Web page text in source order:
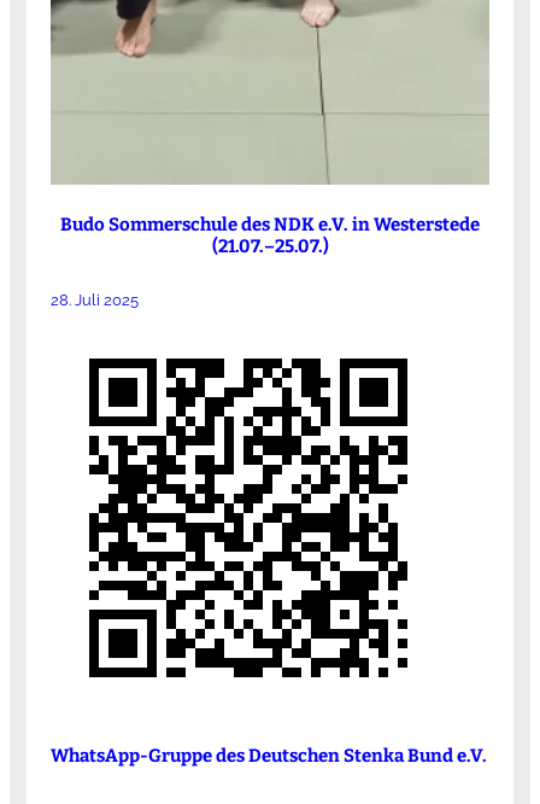
Budo Sommerschule des NDK e.V. in Westerstede
(21.07.–25.07.)
28. Juli 2025
WhatsApp-Gruppe des Deutschen Stenka Bund e.V.